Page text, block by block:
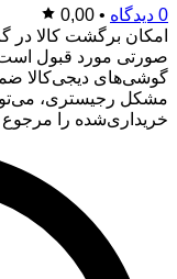
0 دیدگاه •
0,00
امکان برگشت کالا در
صورتی مورد قبول است
گوشی‌های دیجی‌کالا
خریداری‌شده را مرجوع